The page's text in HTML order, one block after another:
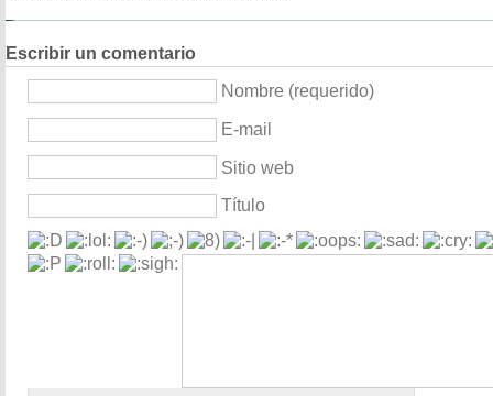
Escribir un comentario
Nombre (requerido)
E-mail
Sitio web
Título